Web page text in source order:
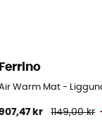
Ferrino
Warm Mat -
kr 1149,00 kr